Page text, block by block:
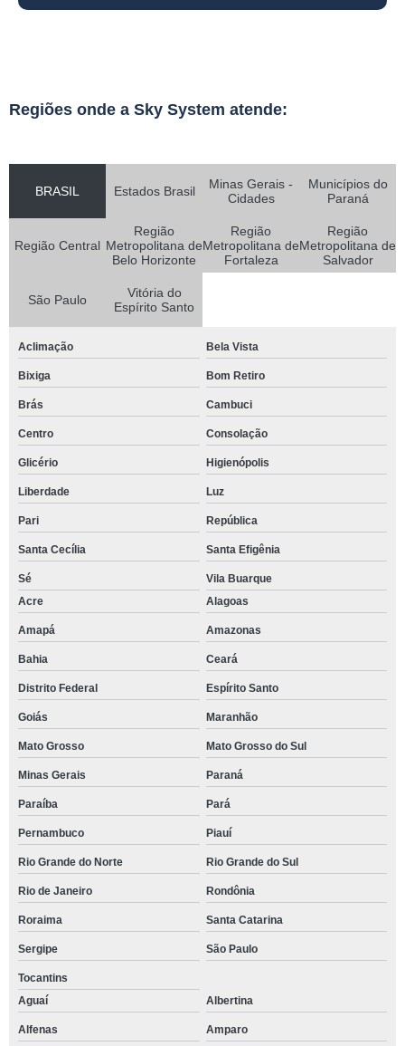
Regiões onde a Sky System atende:
BRASIL Estados Brasil
Minas Gerais -
Cidades
Municípios do
Paraná
Região Central
Região
Metropolitana de
Belo Horizonte
Região
Metropolitana de
Fortaleza
Região
Metropolitana de
Salvador
São Paulo
Vitória do
Espírito Santo
Aclimação Bela Vista
Bixiga Bom Retiro
Brás Cambuci
Centro Consolação
Glicério Higienópolis
Liberdade Luz
Pari República
Santa Cecília Santa Efigênia
Sé
Vila Buarque
Acre
Alagoas
Amapá Amazonas
Bahia Ceará
Distrito Federal Espírito Santo
Goiás Maranhão
Mato Grosso Mato Grosso do Sul
Minas Gerais Paraná
Paraíba Pará
Pernambuco Piauí
Rio Grande do Norte Rio Grande do Sul
Rio de Janeiro Rondônia
Roraima Santa Catarina
Sergipe São Paulo
Tocantins
Aguaí
Albertina
Alfenas Amparo